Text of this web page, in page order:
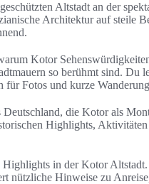
Altstadt an der
Architektur auf steile
Kotor
so berühmt sind. Du
für Fotos und kurze
die Kotor als
Highlights,
in der Kotor
nützliche Hinweise zu